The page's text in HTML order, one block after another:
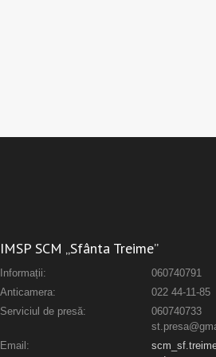
IMSP SCM „Sfânta Treime”
Informații:
060740791
Anticamera:
022 44-11-85
Serviciul de presă:
060740733
Email: